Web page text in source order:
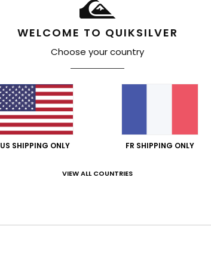
John8 mai 2026
Afficher original - English
Confort
Je recommande ce produit
DOMINIQUE 24 avril 2026
Je recommande ce produit
WELCOME TO QUIKSILVER
Choose your country
US SHIPPING ONLY FR SHIPPING ONLY
VIEW ALL COUNTRIES